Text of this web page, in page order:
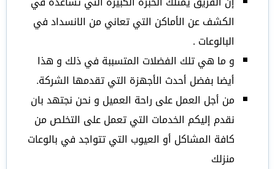
الكشف عن الأماكن التي تعاني من الانسداد في
البالوعات .
و ما هي تلك الفضلات المتسببة في ذلك و هذا
أيضا بفضل أحدث الأجهزة التي تقدمها الشركة.
من أجل العمل على راحة العميل و نحن نجتهد بان
نقدم إليكم الخدمات التي تعمل على التخلص من
كافة المشاكل أو العيوب التي تتواجد في بالوعات
منزلك